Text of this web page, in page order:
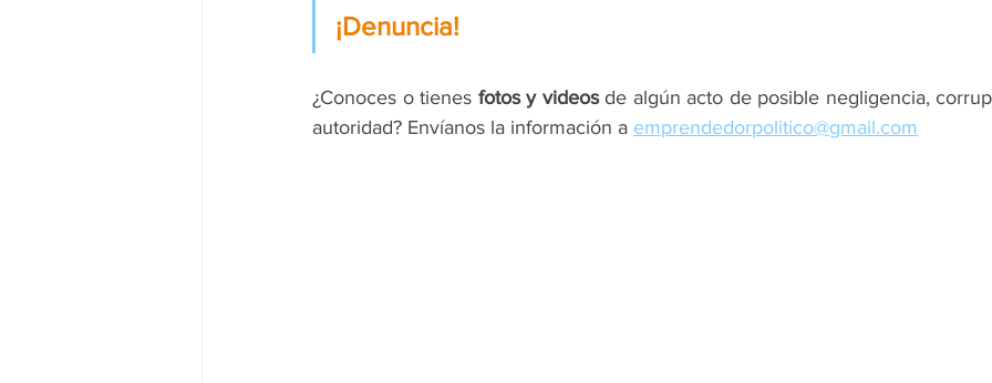
¡Denuncia!
¿Conoces o tienes fotos y videos de algún acto de posible negligencia,
autoridad? Envíanos la información a emprendedorpolitico@gmail.com